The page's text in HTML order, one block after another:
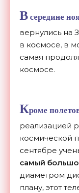
Всередине
вернулись на
в космосе, в
самая
космосе.
Кроме
реализацией
космической
сентябре
самый
диаметром
плану, этот